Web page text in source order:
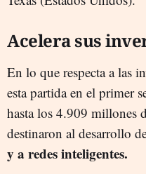
Acelera sus
En lo que respecta a las
esta partida en el primer
hasta los 4.909 millones
destinaron al desarrollo
y a redes inteligentes.